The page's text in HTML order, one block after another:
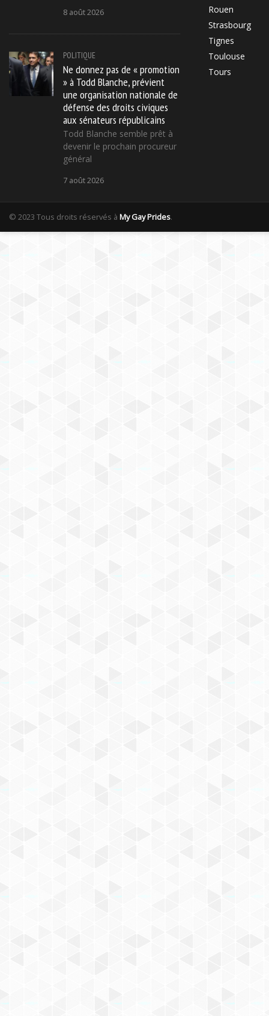
8 août 2026
POLITIQUE
Ne donnez pas de « promotion
» à Todd Blanche, prévient
une organisation nationale de
défense des droits civiques
aux sénateurs républicains
Todd Blanche semble prêt à
devenir le prochain procureur
général
7 août 2026
Rouen
Strasbourg
Tignes
Toulouse
Tours
© 2023 Tous droits réservés à My Gay Prides.